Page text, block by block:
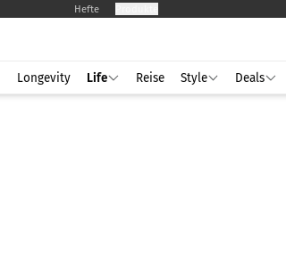
Hefte
Longevity Life Reise Style Deals